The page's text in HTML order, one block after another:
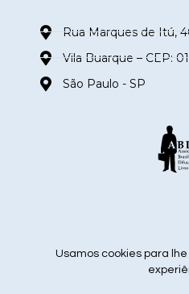
Rua Marques de Itú,
Vila Buarque – CEP:
São Paulo - SP
siga nas
Usamos cookies para